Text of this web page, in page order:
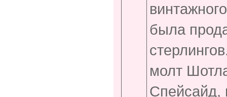
была
молт
Спейсайд,